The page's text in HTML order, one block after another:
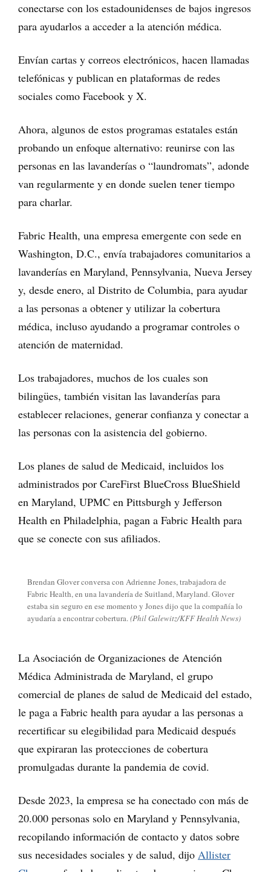
conectarse con los estadounidenses de bajos ingresos
para ayudarlos a acceder a la atención médica.
Envían cartas y correos electrónicos, hacen llamadas
telefónicas y publican en plataformas de redes
sociales como Facebook y X.
Ahora, algunos de estos programas estatales están
probando un enfoque alternativo: reunirse con las
personas en las lavanderías o “laundromats”, adonde
van regularmente y en donde suelen tener tiempo
para charlar.
Fabric Health, una empresa emergente con sede en
Washington, D.C., envía trabajadores comunitarios a
lavanderías en Maryland, Pennsylvania, Nueva Jersey
y, desde enero, al Distrito de Columbia, para ayudar
a las personas a obtener y utilizar la cobertura
médica, incluso ayudando a programar controles o
atención de maternidad.
Los trabajadores, muchos de los cuales son
bilingües, también visitan las lavanderías para
establecer relaciones, generar confianza y conectar a
las personas con la asistencia del gobierno.
Los planes de salud de Medicaid, incluidos los
administrados por CareFirst BlueCross BlueShield
en Maryland, UPMC en Pittsburgh y Jefferson
Health en Philadelphia, pagan a Fabric Health para
que se conecte con sus afiliados.
Brendan Glover conversa con Adrienne Jones, trabajadora de
Fabric Health, en una lavandería de Suitland, Maryland. Glover
estaba sin seguro en ese momento y Jones dijo que la compañía lo
ayudaría a encontrar cobertura.(Phil Galewitz/KFF Health News)
La Asociación de Organizaciones de Atención
Médica Administrada de Maryland, el grupo
comercial de planes de salud de Medicaid del estado,
le paga a Fabric health para ayudar a las personas a
recertificar su elegibilidad para Medicaid después
que expiraran las protecciones de cobertura
promulgadas durante la pandemia de covid.
Desde 2023, la empresa se ha conectado con más de
20.000 personas solo en Maryland y Pennsylvania,
recopilando información de contacto y datos sobre
sus necesidades sociales y de salud, dijo Allister